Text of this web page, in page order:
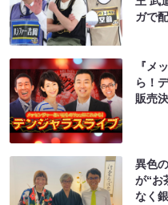
ガで
『メ
ら！
販売
異色
が“お
なく